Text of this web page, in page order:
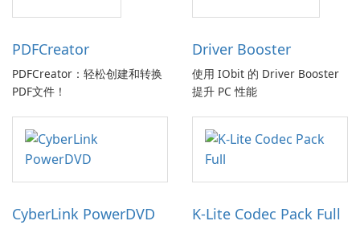
PDFCreator
PDFCreator：轻松创建和转换
PDF文件！
Driver Booster
使用 IObit 的 Driver Booster
提升 PC 性能
CyberLink PowerDVD K-Lite Codec Pack Full